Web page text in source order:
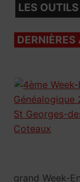
LES
grand Week-